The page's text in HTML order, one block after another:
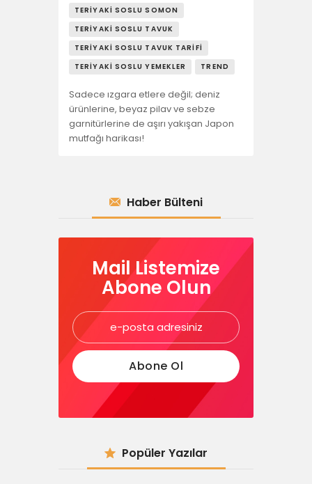
TERIYAKI SOSLU SOMON
TERIYAKI SOSLU TAVUK
TERIYAKI SOSLU TAVUK TARIFI
TERIYAKI SOSLU YEMEKLER
TREND
Sadece ızgara etlere değil; deniz
ürünlerine, beyaz pilav ve sebze
garnitürlerine de aşırı yakışan Japon
mutfağı harikası!
Haber Bülteni
Mail Listemize
Abone Olun
Popüler Yazılar